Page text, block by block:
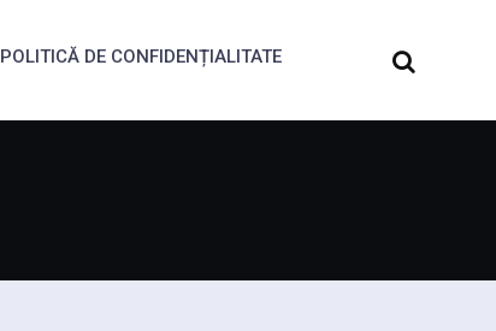
POLITICĂ DE CONFIDENȚIALITATE